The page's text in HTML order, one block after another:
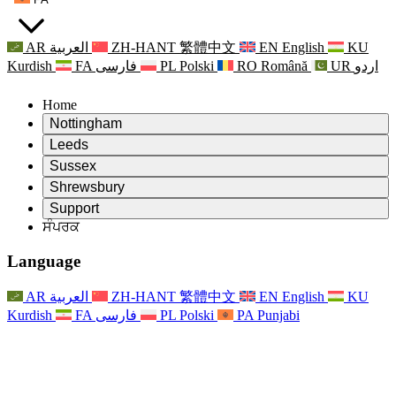
AR العربية ZH-HANT 繁體中文 EN English
KU
Kurdish
FA فارسی PL Polski RO Română UR اردو
Home
Nottingham
Review
ਸਮੀਖਿਆ ਦੇ ਚੇਅਰਮੈਨ
ਸੁਤੰਤਰ ਸਮੀਖਿਆ ਟੀਮ
ਸੰਦਰਭ ਦੀਆਂ ਸ਼ਰਤਾਂ
ਸੁਤੰਤਰ ਸਮੀਖਿਆ ਦੀ ਅੰਤਿਮ ਰਿਪੋਰਟ
ਅਕਸਰ ਪੁੱਛੇ ਜਾਣ ਵਾਲੇ ਸਵਾਲ
ਪਰਿਵਾਰਕ ਫੀਡਬੈਕ ਪ੍ਰਕਿਰਿਆ
ਨਿਊਜ਼ਲੈਟਰ
ਬਾਹਰ ਕੱਡਣਾ
Leeds
Review
ਸਮੀਖਿਆ ਦੇ ਚੇਅਰਮੈਨ
ਸੁਤੰਤਰ ਸਮੀਖਿਆ ਟੀਮ
ਹਵਾਲੇ ਦੀਆਂ ਸ਼ਰਤਾਂ
ਸੰਪਰਕ
ਪਰਿਵਾਰਾਂ ਲਈ ਮਨੋਵਿਗਿਆਨਕ ਸਹਾਇਤਾ
ਪਰਿਵਾਰਾਂ ਲਈ ਅੱਪਡੇਟ
ਘਟਨਾਵਾਂ
For Staff
ਸਟਾਫ ਲਈ ਸਹਾਇਤਾ
Sussex
Review
ਸਮੀਖਿਆ ਦੇ ਚੇਅਰਮੈਨ
ਸੁਤੰਤਰ ਸਮੀਖਿਆ ਟੀਮ
ਸੰਦਰਭ ਦੀਆਂ ਸ਼ਰਤਾਂ
For Families
ਪਰਿਵਾਰਾਂ ਲਈ ਅੱਪਡੇਟ
ਘਟਨਾਵਾਂ
Shrewsbury
Review
ਜਣੇਪਾ ਸਮੀਖਿਆ ਵਾਸਤੇ ਸੰਦਰਭ ਦੀਆਂ ਸ਼ਰਤਾਂ
ਸੁਤੰਤਰ ਸਮੀਖਿਆ ਦੀ ਅੰਤਿਮ ਰਿਪੋਰਟ
ਸੁਤੰਤਰ ਸਮੀਖਿਆ ਦੀ ਪਹਿਲੀ ਰਿਪੋਰਟ
For Families
ਅੱਪਡੇਟ
Support
Leeds
Nottingham
ਪਰਿਵਾਰਕ ਮਨੋਵਿਗਿਆਨਕ ਸਹਾਇਤਾ ਸੇਵਾ
ਮਾਨਸਿਕ ਸਿਹਤ ਸੰਕਟ ਸਹਾਇਤਾ
ਖੇਤਰੀ ਸੇਵਾਵਾਂ ਨੌਟਿੰਘਮ
National
ਸੰਪਰਕ
Language
AR العربية ZH-HANT 繁體中文 EN English
KU
Kurdish
FA فارسی PL Polski PA Punjabi